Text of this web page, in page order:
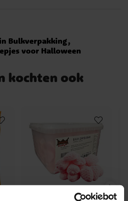
Bulkverpakking
voor Halloween
kochten ook